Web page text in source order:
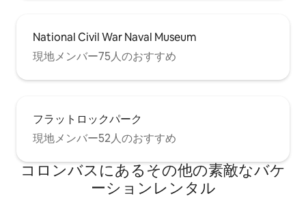
National Civil War Naval Museum
現地メンバー75人のおすすめ
フラットロックパーク
現地メンバー52人のおすすめ
コロンバスにあるその他の素敵なバケ
ーションレンタル